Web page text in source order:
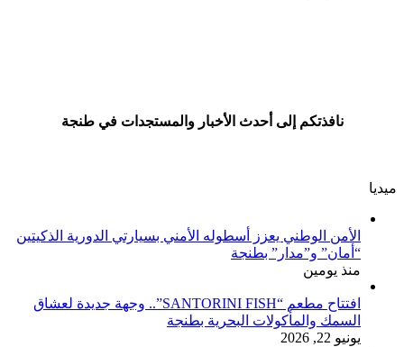
نافذتكم إلى أحدث الأخبار والمستجدات في طنجة
ميديا
الأمن الوطني يعزز أسطوله الأمني بسيارتي الدورية الذكيتين
“أمان” و”مدار” بطنجة
منذ يومين
افتتاح مطعم “SANTORINI FISH”.. وجهة جديدة لعشاق
السمك والمأكولات البحرية بطنجة
يونيو 22, 2026